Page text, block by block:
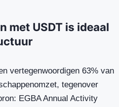
met USDT is ideaal
vertegenwoordigen 63% van
tegenover
EGBA Annual Activity